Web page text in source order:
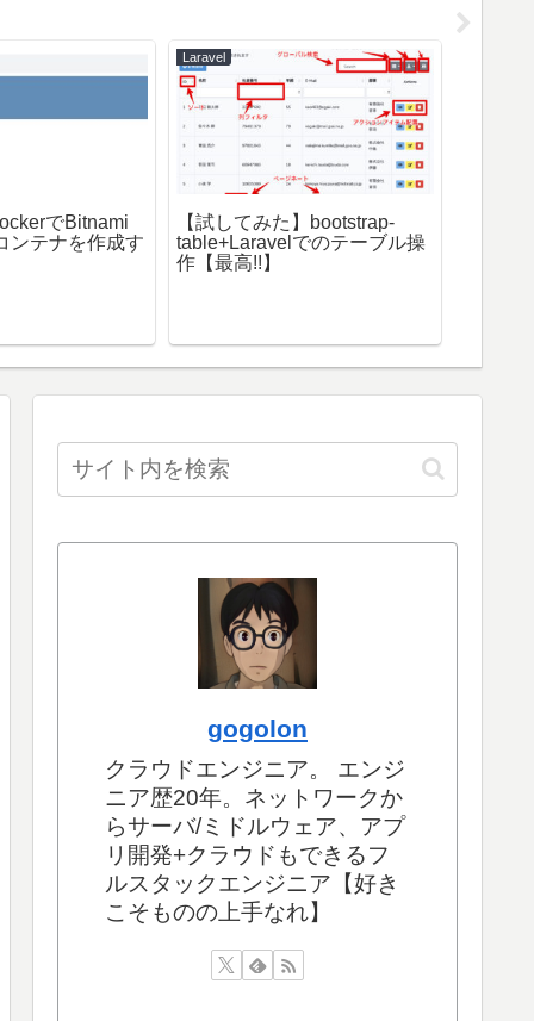
でBitnami
ンテナを作成す
Laravel
【試してみた】bootstrap-
table+Laravelでのテーブル操
作【最高!!】
gogolon
クラウドエンジニア。 エンジ
ニア歴20年。ネットワークか
らサーバ/ミドルウェア、アプ
リ開発+クラウドもできるフ
ルスタックエンジニア【好き
こそものの上手なれ】